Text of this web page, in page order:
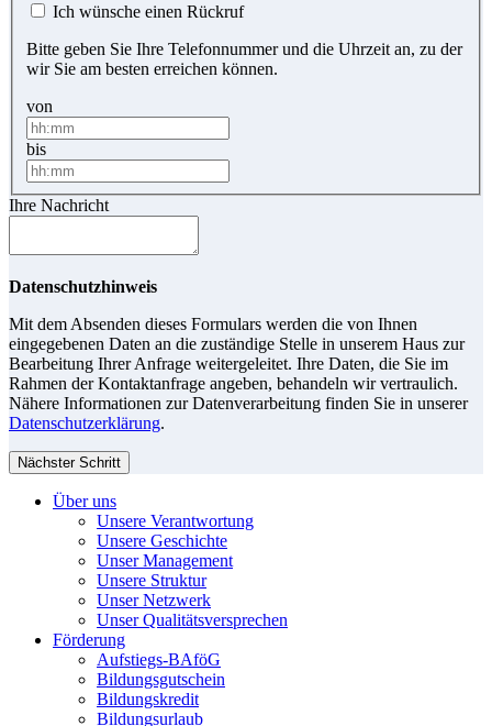
Ich wünsche einen Rückruf
Bitte geben Sie Ihre Telefonnummer und die Uhrzeit an, zu der
wir Sie am besten erreichen können.
von
bis
Ihre Nachricht
Datenschutzhinweis
Mit dem Absenden dieses Formulars werden die von Ihnen
eingegebenen Daten an die zuständige Stelle in unserem Haus zur
Bearbeitung Ihrer Anfrage weitergeleitet. Ihre Daten, die Sie im
Rahmen der Kontaktanfrage angeben, behandeln wir vertraulich.
Nähere Informationen zur Datenverarbeitung finden Sie in unserer
Datenschutzerklärung.
Nächster Schritt
Über uns
Unsere Verantwortung
Unsere Geschichte
Unser Management
Unsere Struktur
Unser Netzwerk
Unser Qualitätsversprechen
Förderung
Aufstiegs-BAföG
Bildungsgutschein
Bildungskredit
Bildungsurlaub